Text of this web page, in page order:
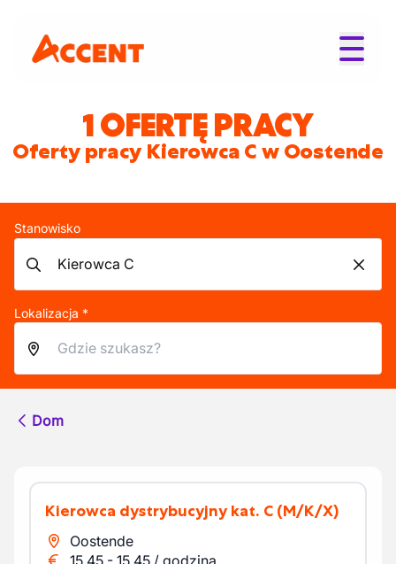
1 OFERTĘ PRACY
Oferty pracy Kierowca C w Oostende
Stanowisko
Lokalizacja *
Dom
Kierowca dystrybucyjny kat. C (M/K/X)
Oostende
15.45 - 15.45 / godzina